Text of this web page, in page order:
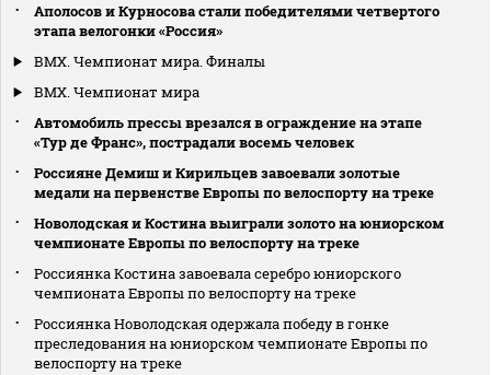
Аполосов и Курносова стали победителями четвертого
этапа велогонки «Россия»
ВМХ. Чемпионат мира. Финалы
ВМХ. Чемпионат мира
Автомобиль прессы врезался в ограждение на этапе
«Тур де Франс», пострадали восемь человек
Россияне Демиш и Кирильцев завоевали золотые
медали на первенстве Европы по велоспорту на треке
Новолодская и Костина выиграли золото на юниорском
чемпионате Европы по велоспорту на треке
Россиянка Костина завоевала серебро юниорского
чемпионата Европы по велоспорту на треке
Россиянка Новолодская одержала победу в гонке
преследования на юниорском чемпионате Европы по
велоспорту на треке